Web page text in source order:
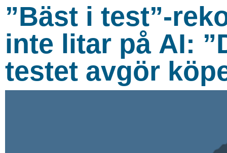
”Bäst i test”-
inte litar på AI:
testet avgör